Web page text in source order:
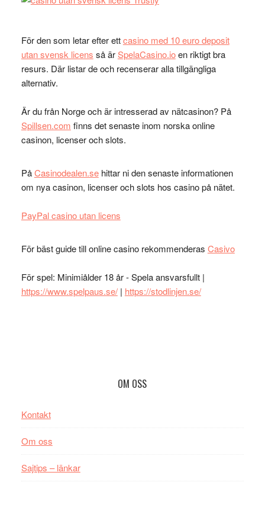
För den som letar efter ettcasino med 10 euro deposit
utan svensk licens så ärSpelaCasino.ioen riktigt bra
resurs. Där listar de och recenserar alla tillgängliga
alternativ.
Är du från Norge och är intresserad av nätcasinon? På
Spillsen.com finns det senaste inom norska online
casinon, licenser och slots.
PåCasinodealen.sehittar ni den senaste informationen
om nya casinon, licenser och slots hos casino på nätet.
PayPal casino utan licens
För bäst guide till online casino rekommenderas Casivo
För spel: Minimiålder 18 år - Spela ansvarsfullt |
https://www.spelpaus.se/| https://stodlinjen.se/
OM OSS
Kontakt
Om oss
Sajtips – länkar